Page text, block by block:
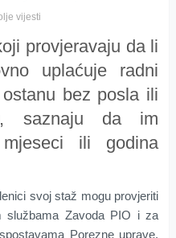
vijesti
provjeravaju da li
uplaćuje radni
bez posla ili
saznaju da im
ili godina
svoj staž mogu provjeriti
službama Zavoda PIO i za
Porezne uprave,